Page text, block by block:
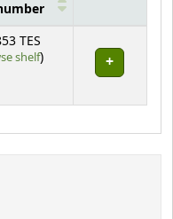
TES
shelf(Opens below)
)